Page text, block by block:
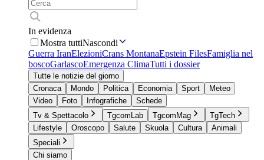
In evidenza
Mostra tuttiNascondi
Guerra IranElezioniCrans MontanaEpstein FilesFamiglia nel
boscoGarlascoEmergenza ClimaTutti i dossier
Tutte le notizie del giorno
Cronaca
Mondo Politica Economia Sport
Meteo
Video
Foto Infografiche
Schede
Tv & Spettacolo
TgcomLab TgcomMag
TgTech
Lifestyle
Oroscopo Salute Skuola Cultura
Animali
Speciali
Chi siamo